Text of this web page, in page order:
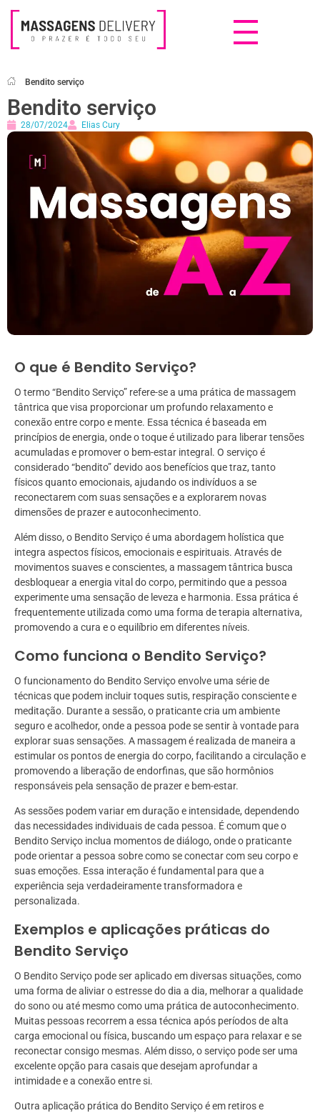
Bendito serviço
Bendito serviço
28/07/2024 Elias Cury
O que é Bendito Serviço?
O termo “Bendito Serviço” refere-se a uma prática de massagem
tântrica que visa proporcionar um profundo relaxamento e
conexão entre corpo e mente. Essa técnica é baseada em
princípios de energia, onde o toque é utilizado para liberar tensões
acumuladas e promover o bem-estar integral. O serviço é
considerado “bendito” devido aos benefícios que traz, tanto
físicos quanto emocionais, ajudando os indivíduos a se
reconectarem com suas sensações e a explorarem novas
dimensões de prazer e autoconhecimento.
Além disso, o Bendito Serviço é uma abordagem holística que
integra aspectos físicos, emocionais e espirituais. Através de
movimentos suaves e conscientes, a massagem tântrica busca
desbloquear a energia vital do corpo, permitindo que a pessoa
experimente uma sensação de leveza e harmonia. Essa prática é
frequentemente utilizada como uma forma de terapia alternativa,
promovendo a cura e o equilíbrio em diferentes níveis.
Como funciona o Bendito Serviço?
O funcionamento do Bendito Serviço envolve uma série de
técnicas que podem incluir toques sutis, respiração consciente e
meditação. Durante a sessão, o praticante cria um ambiente
seguro e acolhedor, onde a pessoa pode se sentir à vontade para
explorar suas sensações. A massagem é realizada de maneira a
estimular os pontos de energia do corpo, facilitando a circulação e
promovendo a liberação de endorfinas, que são hormônios
responsáveis pela sensação de prazer e bem-estar.
As sessões podem variar em duração e intensidade, dependendo
das necessidades individuais de cada pessoa. É comum que o
Bendito Serviço inclua momentos de diálogo, onde o praticante
pode orientar a pessoa sobre como se conectar com seu corpo e
suas emoções. Essa interação é fundamental para que a
experiência seja verdadeiramente transformadora e
personalizada.
Exemplos e aplicações práticas do
Bendito Serviço
O Bendito Serviço pode ser aplicado em diversas situações, como
uma forma de aliviar o estresse do dia a dia, melhorar a qualidade
do sono ou até mesmo como uma prática de autoconhecimento.
Muitas pessoas recorrem a essa técnica após períodos de alta
carga emocional ou física, buscando um espaço para relaxar e se
reconectar consigo mesmas. Além disso, o serviço pode ser uma
excelente opção para casais que desejam aprofundar a
intimidade e a conexão entre si.
Outra aplicação prática do Bendito Serviço é em retiros e